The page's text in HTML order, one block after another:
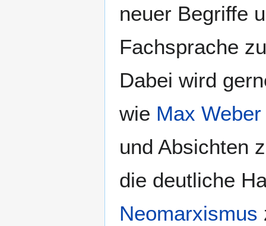
neuer Begriffe
Fachsprache
Dabei wird
wie Max Weber
und Absichten
die deutliche
Neomarxismus